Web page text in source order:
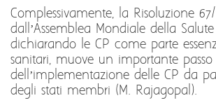
Complessivamente, la Risoluzione
dall’Assemblea Mondiale della Salute
dichiarando le CP come parte
sanitari, muove un importante
dell’implementazione delle CP da
degli stati membri (M. Rajagopal).